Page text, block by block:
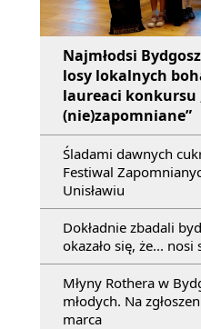
Najmłodsi
losy lokalnych
laureaci konkursu
(nie)zapomniane”
Śladami dawnych
Festiwal
Unisławiu
Dokładnie zbadali
okazało się, że... nosi
Młyny Rothera w
młodych. Na
marca